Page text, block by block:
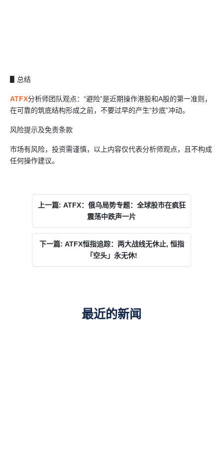
▋总结
ATFX分析师团队观点：“避险”是近期操作港股和A股的第一准则，
在可靠的筑底结构形成之前，不要过早的产生“抄底”冲动。
风险提示及免责条款
市场有风险，投资需谨慎，以上内容仅代表分析师观点，且不构成
任何操作建议。
上一篇: ATFX：俄乌局势专题：全球股市在疯狂
震荡中跌声一片
下一篇: ATFX恒指追踪：两大战线无休止, 恒指
「空头」永无休!
最近的新闻